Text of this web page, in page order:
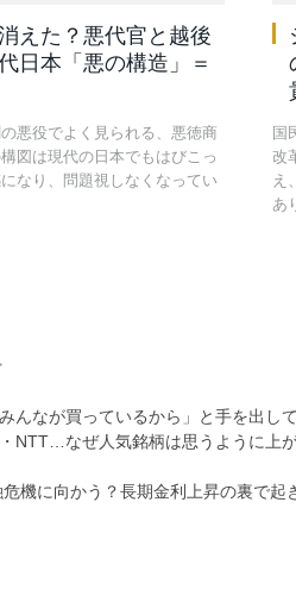
えた？悪代官と越後
日本「悪の構造」＝
悪役でよく見られる、悪徳商
図は現代の日本でもはびこっ
なり、問題視しなくなってい
国
改
え
あ
んなが買っているから」と手を出し
NTT…なぜ人気銘柄は思うように上
機に向かう？長期金利上昇の裏で起